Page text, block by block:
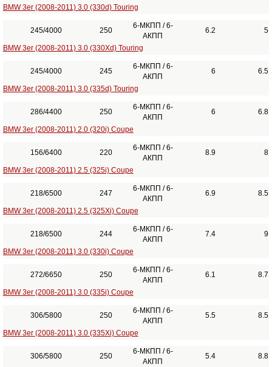
BMW 3er (2008-2011) 3.0 (330d) Touring
245/4000 250
6-МКПП / 6-
АКПП
6.2 5
BMW 3er (2008-2011) 3.0 (330Xd) Touring
245/4000 245
6-МКПП / 6-
АКПП
6 6.5
BMW 3er (2008-2011) 3.0 (335d) Touring
286/4400 250
6-МКПП / 6-
АКПП
6 6.8
BMW 3er (2008-2011) 2.0 (320i) Coupe
156/6400 220
6-МКПП / 6-
АКПП
8.9 8
BMW 3er (2008-2011) 2.5 (325i) Coupe
218/6500 247
6-МКПП / 6-
АКПП
6.9 8.5
BMW 3er (2008-2011) 2.5 (325Xi) Coupe
218/6500 244
6-МКПП / 6-
АКПП
7.4 9
BMW 3er (2008-2011) 3.0 (330i) Coupe
272/6650 250
6-МКПП / 6-
АКПП
6.1 8.7
BMW 3er (2008-2011) 3.0 (335i) Coupe
306/5800 250
6-МКПП / 6-
АКПП
5.5 8.5
BMW 3er (2008-2011) 3.0 (335Xi) Coupe
306/5800 250
6-МКПП / 6-
АКПП
5.4 8.8